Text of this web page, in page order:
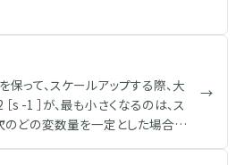
って、スケールアップする際、大
-1 ］が、最も小さくなるのは、ス
どの変数量を一定とした場合か、
なお、記号の意味は次のとおりで
→